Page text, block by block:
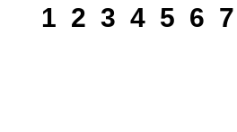
1 2 3 4 5 6 7